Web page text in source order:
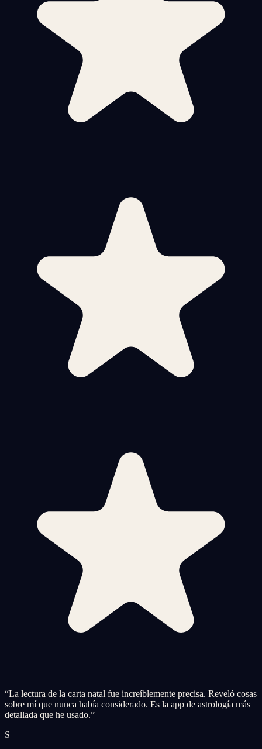
“La lectura de la carta natal fue increíblemente precisa. Reveló cosas
sobre mí que nunca había considerado. Es la app de astrología más
detallada que he usado.”
S